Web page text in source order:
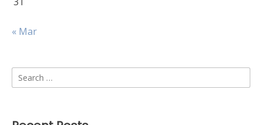
« Mar
Search
for: